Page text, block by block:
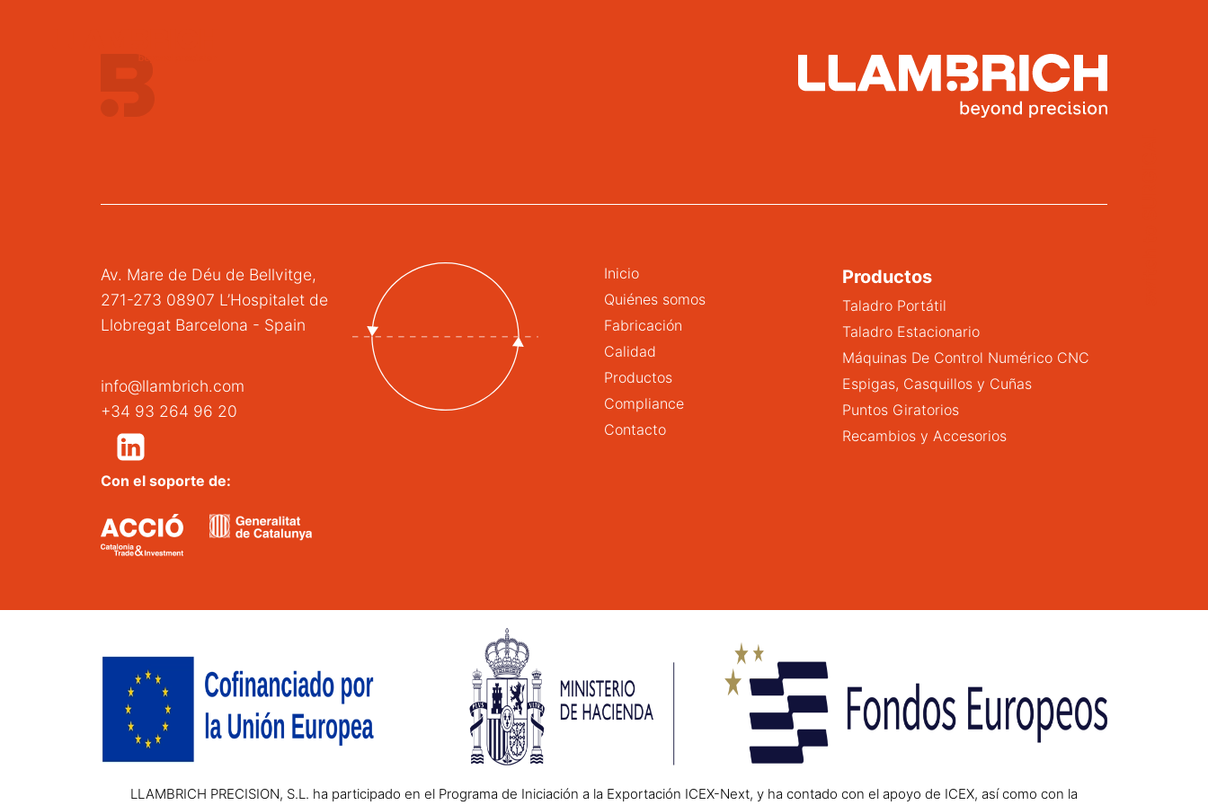
Av. Mare de Déu de Bellvitge,
271-273 08907 L’Hospitalet de
Llobregat Barcelona - Spain
info@llambrich.com
+34 93 264 96 20
Inicio
Quiénes somos
Fabricación
Calidad
Productos
Compliance
Contacto
Productos
Taladro Portátil
Taladro Estacionario
Máquinas De Control Numérico CNC
Espigas, Casquillos y Cuñas
Puntos Giratorios
Recambios y Accesorios
Con el soporte de:
LLAMBRICH PRECISION, S.L. ha participado en el Programa de Iniciación a la Exportación ICEX-Next, y ha contado con el apoyo de ICEX, así como con la